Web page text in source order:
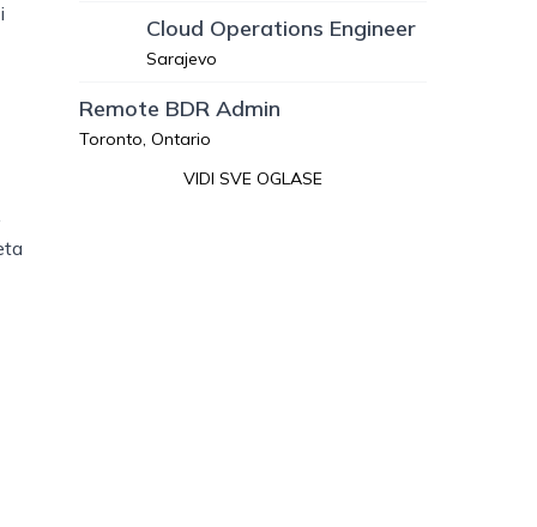
Cloud Operations Engineer
Sarajevo
Remote BDR Admin
Toronto, Ontario
VIDI SVE OGLASE